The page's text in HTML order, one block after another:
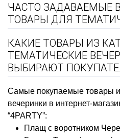
ЧАСТО ЗАДАВАЕМЫЕ
ТОВАРЫ ДЛЯ
КАКИЕ ТОВАРЫ ИЗ
ТЕМАТИЧЕСКИЕ
ВЫБИРАЮТ
Самые покупаемые товары
вечеринки в интернет-
“4PARTY”:
Плащ с воротником